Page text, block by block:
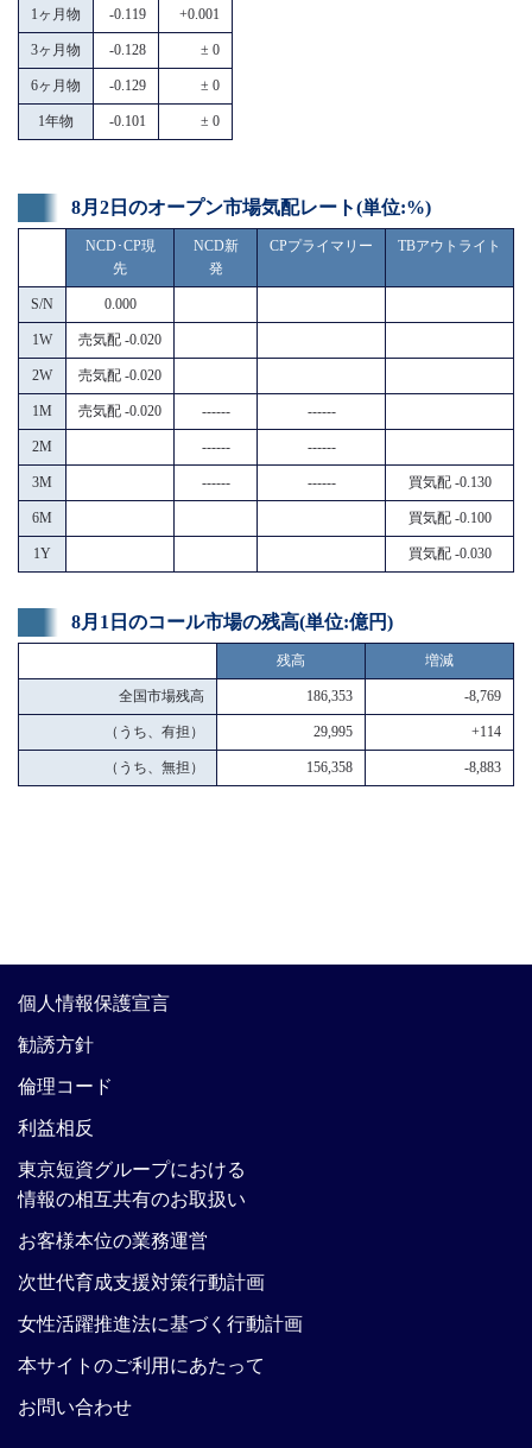
1ヶ月物 -0.119 +0.001
3ヶ月物 -0.128 ± 0
6ヶ月物 -0.129 ± 0
1年物 -0.101 ± 0
8月2日のオープン市場気配レート(単位:%)
NCD･CP現
先
NCD新
発
CPプライマリー TBアウトライト
S/N 0.000
1W 売気配 -0.020
2W 売気配 -0.020
1M 売気配 -0.020 ------ ------
2M ------ ------
3M ------ ------ 買気配 -0.130
6M 買気配 -0.100
1Y 買気配 -0.030
8月1日のコール市場の残高(単位:億円)
残高 増減
全国市場残高 186,353 -8,769
（うち、有担） 29,995 +114
（うち、無担） 156,358 -8,883
個人情報保護宣言
勧誘方針
倫理コード
利益相反
東京短資グループにおける
情報の相互共有のお取扱い
お客様本位の業務運営
次世代育成支援対策行動計画
女性活躍推進法に基づく行動計画
本サイトのご利用にあたって
お問い合わせ